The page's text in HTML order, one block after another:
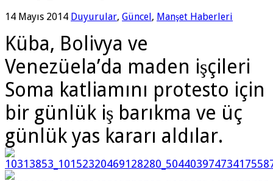
14 Mayıs 2014 Duyurular, Güncel, Manşet Haberleri
Küba, Bolivya ve
Venezüela’da maden işçileri
Soma katliamını protesto için
bir günlük iş barıkma ve üç
günlük yas kararı aldılar.